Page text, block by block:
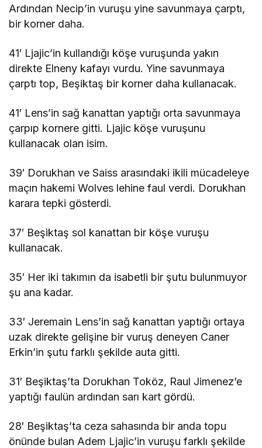
Ardından Necip’in vuruşu yine savunmaya çarptı,
bir korner daha.
41′ Ljajic’in kullandığı köşe vuruşunda yakın
direkte Elneny kafayı vurdu. Yine savunmaya
çarptı top, Beşiktaş bir korner daha kullanacak.
41′ Lens’in sağ kanattan yaptığı orta savunmaya
çarpıp kornere gitti. Ljajic köşe vuruşunu
kullanacak olan isim.
39′ Dorukhan ve Saiss arasındaki ikili mücadeleye
maçın hakemi Wolves lehine faul verdi. Dorukhan
karara tepki gösterdi.
37′ Beşiktaş sol kanattan bir köşe vuruşu
kullanacak.
35′ Her iki takımın da isabetli bir şutu bulunmuyor
şu ana kadar.
33′ Jeremain Lens’in sağ kanattan yaptığı ortaya
uzak direkte gelişine bir vuruş deneyen Caner
Erkin’in şutu farklı şekilde auta gitti.
31′ Beşiktaş’ta Dorukhan Toköz, Raul Jimenez’e
yaptığı faulün ardından sarı kart gördü.
28′ Beşiktaş’ta ceza sahasında bir anda topu
önünde bulan Adem Ljajic’in vuruşu farklı şekilde